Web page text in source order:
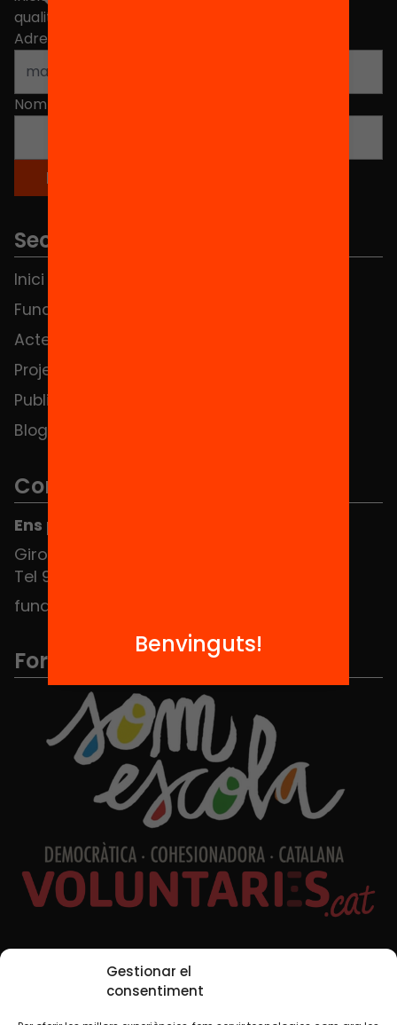
Gestionar el
consentiment
qualitat de l'educació a Catalunya.
Adreça electrònica
Nom
Seccions
Inici
Fundació
Actes
Projectes
Publicacions i vídeos
Blog
Contacte
Ens pots trobar al Hub Social
Girona 34, interior 08010 Barcelona
Tel 934 588 700
fundacio@equitat.org
Formem part de...
Xarxes Socials
Benvinguts!